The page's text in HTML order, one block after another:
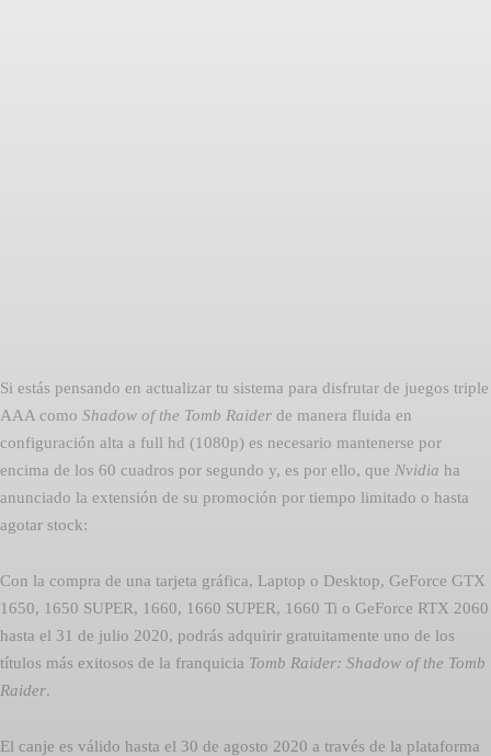
Si estás pensando en actualizar tu sistema para disfrutar de juegos triple
AAA como  Shadow of the Tomb Raider  de manera fluida en
configuración alta a full hd (1080p) es necesario mantenerse por
encima de los 60 cuadros por segundo y, es por ello, que Nvidia ha
anunciado la extensión de su promoción por tiempo limitado o hasta
agotar stock:
Con la compra de una tarjeta gráfica, Laptop o Desktop, GeForce GTX
1650, 1650 SUPER, 1660, 1660 SUPER, 1660 Ti o GeForce RTX 2060
hasta el 31 de julio 2020, podrás adquirir gratuitamente uno de los
títulos más exitosos de la franquicia Tomb Raider: Shadow of the Tomb
Raider.
El canje es válido hasta el 30 de agosto 2020 a través de la plataforma